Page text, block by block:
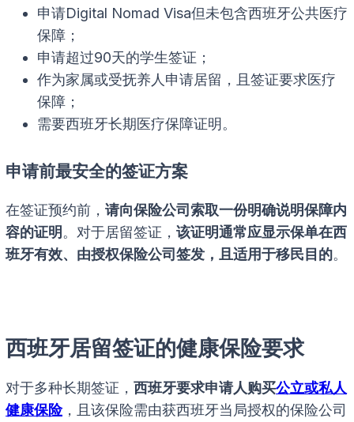
申请Digital Nomad Visa但未包含西班牙公共医疗
保障；
申请超过90天的学生签证；
作为家属或受抚养人申请居留，且签证要求医疗
保障；
需要西班牙长期医疗保障证明。
申请前最安全的签证方案
在签证预约前， 请向保险公司索取一份明确说明保障内
容的证明 。对于居留签证， 该证明通常应显示保单在西
班牙有效、由授权保险公司签发，且适用于移民目的。
西班牙居留签证的健康保险要求
对于多种长期签证， 西班牙要求申请人购买公立或私人
健康保险，且该保险需由获西班牙当局授权的保险公司